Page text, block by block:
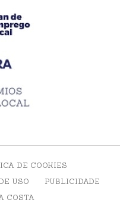
DE COOKIES
USO
PUBLICIDADE
COSTA